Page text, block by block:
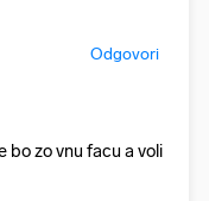
Odgovori
bo zo vnu facu a voli